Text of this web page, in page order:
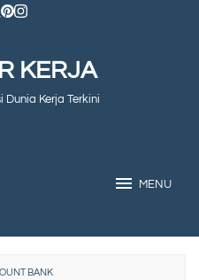
KERJA
Dunia Kerja Terkini
MENU
BANK